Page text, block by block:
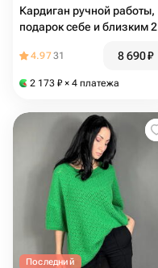
Кардиган ручной работы,
подарок себе и близким 2
4.9731 8 690₽
2 173 ₽ × 4 платежа
Последний